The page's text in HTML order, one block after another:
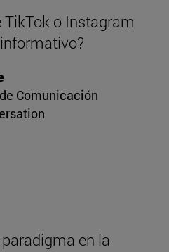
TikTok o Instagram
Comunicación
en la